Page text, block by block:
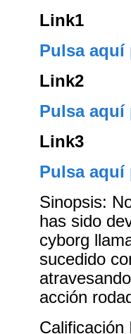
Link1
Pulsa aquí
Link2
Pulsa aquí
Link3
Pulsa aquí
Sinopsis:
has sido
cyborg
sucedido
acción